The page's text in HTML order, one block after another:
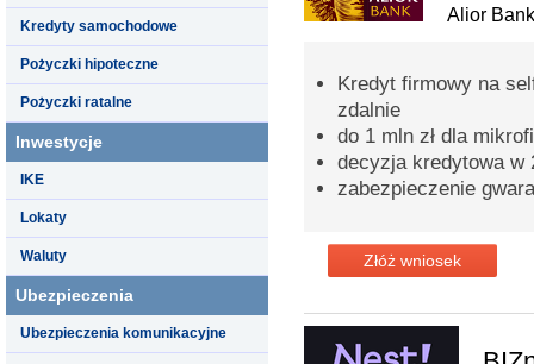
Kredyty samochodowe
Pożyczki hipoteczne
Pożyczki ratalne
Inwestycje
IKE
Lokaty
Waluty
Ubezpieczenia
Ubezpieczenia komunikacyjne
Alior Bank
Kredyt firmowy na
zdalnie
do 1 mln zł dla
decyzja kredytowa w
zabezpieczenie
Złóż wniosek